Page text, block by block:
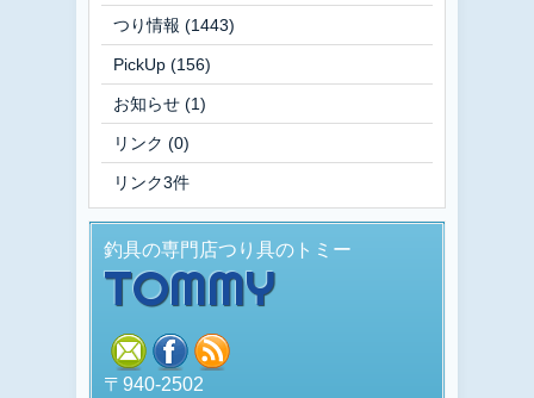
つり情報 (1443)
PickUp (156)
お知らせ (1)
リンク (0)
リンク3件
釣具の専門店つり具のトミー
TOMMY
mail facebook
〒940-2502